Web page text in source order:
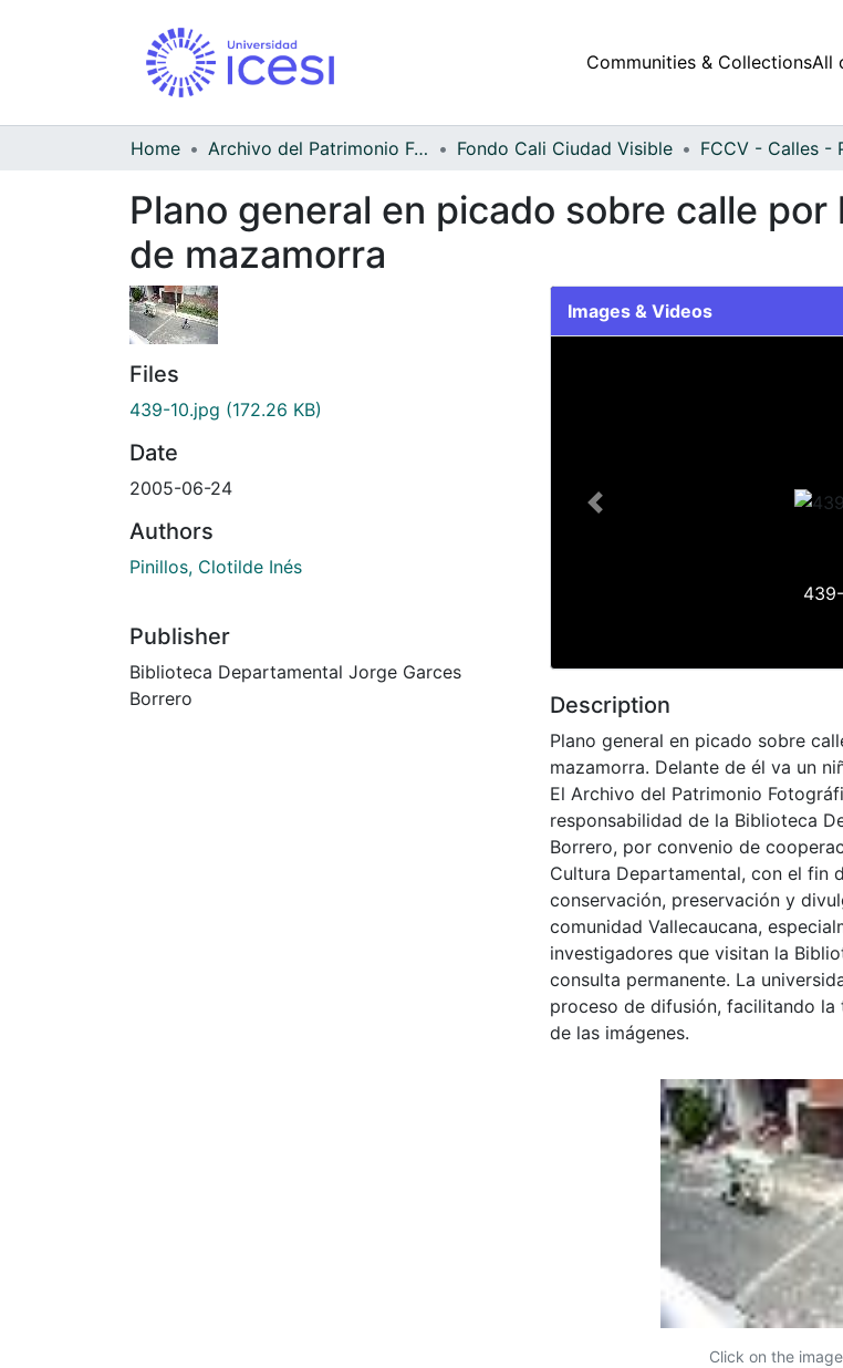
Communities & CollectionsAll
Home Archivo del Patrimonio Fotográfico y Fílmico del Valle del Cauca Fondo Cali Ciudad Visible
Plano general en picado sobre calle
de mazamorra
Files
439-10.jpg (172.26 KB)
Date
2005-06-24
Authors
Pinillos, Clotilde Inés
Publisher
Biblioteca Departamental Jorge Garces
Borrero
Images & Videos
Previous
Description
Plano general en picado sobre
mazamorra. Delante de él va un
El Archivo del Patrimonio
responsabilidad de la Biblioteca
Borrero, por convenio de
Cultura Departamental, con el fin
conservación, preservación y
comunidad Vallecaucana,
investigadores que visitan la
consulta permanente. La
proceso de difusión, facilitando
de las imágenes.
Click on the